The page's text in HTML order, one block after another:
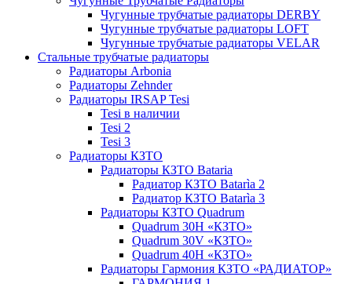
Чугунные трубчатые радиаторы DERBY
Чугунные трубчатые радиаторы LOFT
Чугунные трубчатые радиаторы VELAR
Стальные трубчатые радиаторы
Радиаторы Arbonia
Радиаторы Zehnder
Радиаторы IRSAP Tesi
Tesi в наличии
Tesi 2
Tesi 3
Радиаторы КЗТО
Радиаторы КЗТО Bataria
Радиатор КЗТО Batarìa 2
Радиатор КЗТО Batarìa 3
Радиаторы КЗТО Quadrum
Quadrum 30H «КЗТО»
Quadrum 30V «КЗТО»
Quadrum 40H «КЗТО»
Радиаторы Гармония КЗТО «РАДИАТОР»